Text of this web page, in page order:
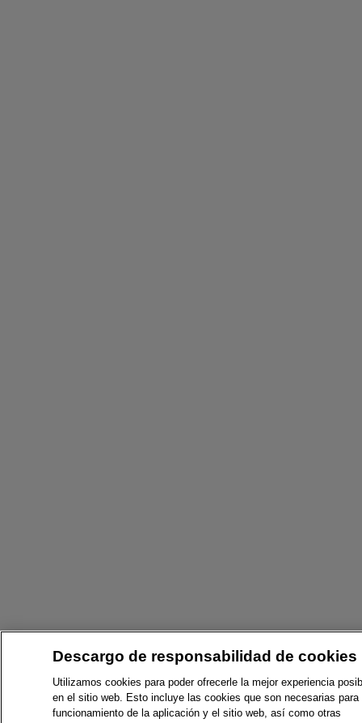
Descargo de responsabilidad de cookies
Utilizamos cookies para poder ofrecerle la mejor experiencia
en el sitio web. Esto incluye las cookies que son necesarias para
funcionamiento de la aplicación y el sitio web, así como otras